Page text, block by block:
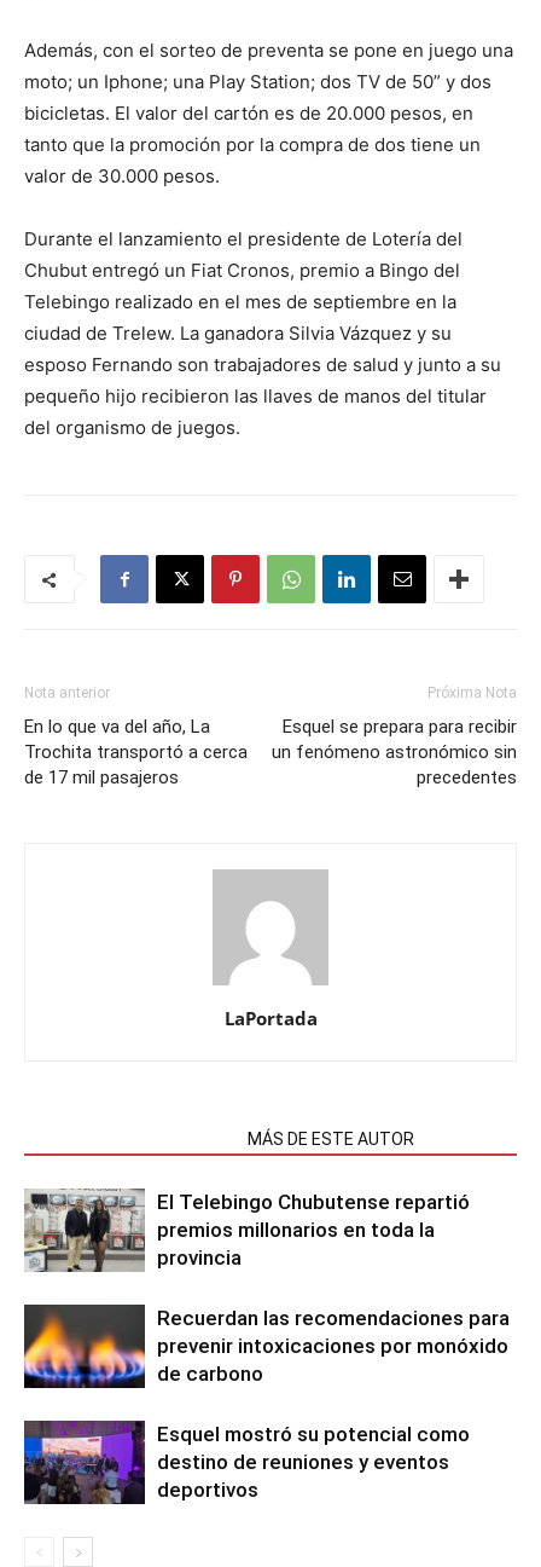
Además, con el sorteo de preventa se pone en juego una
moto; un Iphone; una Play Station; dos TV de 50” y dos
bicicletas. El valor del cartón es de 20.000 pesos, en
tanto que la promoción por la compra de dos tiene un
valor de 30.000 pesos.
Durante el lanzamiento el presidente de Lotería del
Chubut entregó un Fiat Cronos, premio a Bingo del
Telebingo realizado en el mes de septiembre en la
ciudad de Trelew. La ganadora Silvia Vázquez y su
esposo Fernando son trabajadores de salud y junto a su
pequeño hijo recibieron las llaves de manos del titular
del organismo de juegos.
Nota anterior
En lo que va del año, La
Trochita transportó a cerca
de 17 mil pasajeros
Próxima Nota
Esquel se prepara para recibir
un fenómeno astronómico sin
precedentes
LaPortada
MÁS DE ESTE AUTOR
El Telebingo Chubutense repartió
premios millonarios en toda la
provincia
Recuerdan las recomendaciones para
prevenir intoxicaciones por monóxido
de carbono
Esquel mostró su potencial como
destino de reuniones y eventos
deportivos